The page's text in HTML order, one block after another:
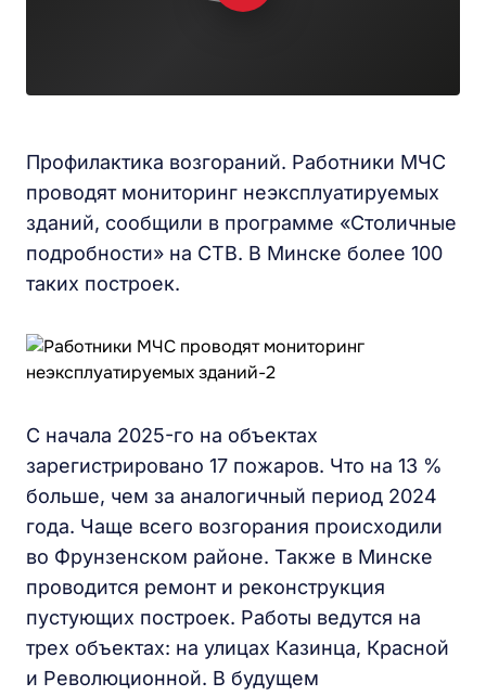
Профилактика возгораний. Работники МЧС
проводят мониторинг неэксплуатируемых
зданий, сообщили в программе «Столичные
подробности» на СТВ. В Минске более 100
таких построек.
С начала 2025-го на объектах
зарегистрировано 17 пожаров. Что на 13 %
больше, чем за аналогичный период 2024
года. Чаще всего возгорания происходили
во Фрунзенском районе. Также в Минске
проводится ремонт и реконструкция
пустующих построек. Работы ведутся на
трех объектах: на улицах Казинца, Красной
и Революционной. В будущем